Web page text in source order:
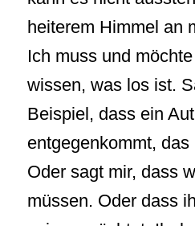
heiterem Himmel an
Ich muss und
wissen, was los ist.
Beispiel, dass ein
entgegenkommt,
Oder sagt mir, dass
müssen. Oder dass